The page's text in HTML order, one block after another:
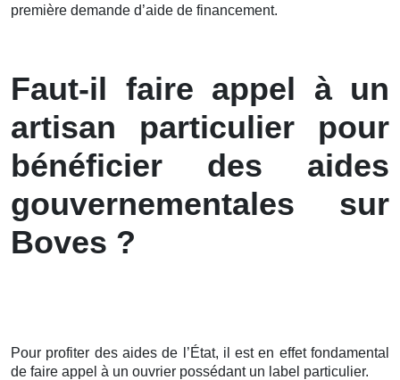
première demande d’aide de financement.
Faut-il faire appel à un
artisan particulier pour
bénéficier des aides
gouvernementales sur
Boves ?
Pour profiter des aides de l’État, il est en effet fondamental
de faire appel à un ouvrier possédant un label particulier.